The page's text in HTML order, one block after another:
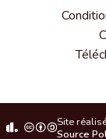
Site
Source